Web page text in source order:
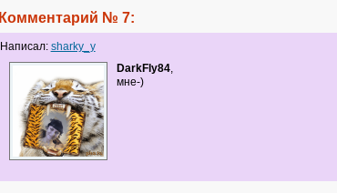
Комментарий № 7:
Написал: sharky_y
DarkFly84,
мне-)